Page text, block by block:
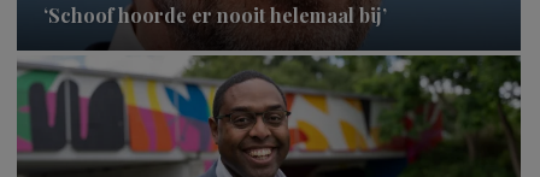
‘Schoof hoorde er nooit helemaal bij’